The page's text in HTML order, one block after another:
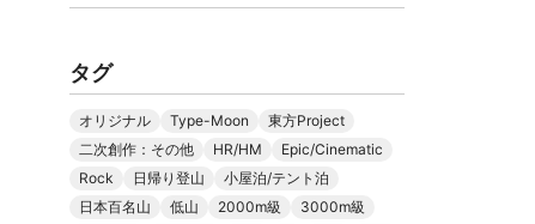
タグ
オリジナル Type-Moon
東方Project
二次創作：その他
HR/HM
Epic/Cinematic
Rock
日帰り登山
小屋泊/テント泊
日本百名山
低山 2000m級
3000m級